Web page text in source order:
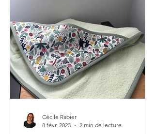
Cécile Rabier
8 févr. 2023
2 min de lecture